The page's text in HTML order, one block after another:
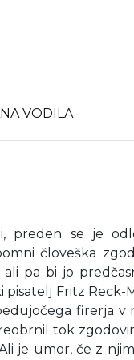
VODILA
preden se je
človeška
pa bi jo
pisatelj Fritz Reck-
firerja v
tok
je umor, če z